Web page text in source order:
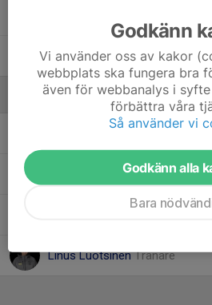
19. Svante Behrnsten
Ledare
Borttagen person Kassör
Elisabeth LindvallLagledare
Tränare
Linus LuotsinenTränare
Godkänn
Vi använder oss av kakor
webbplats ska fungera bra
även för webbanalys i
förbättra våra
Så använder vi
Godkänn alla
Bara